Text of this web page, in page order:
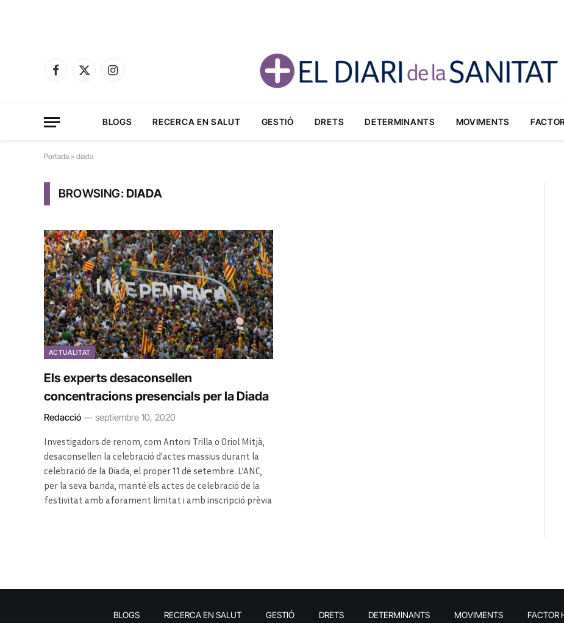
Facebook
X
Instagram
BLOGS RECERCA EN SALUT GESTIÓ DRETS DETERMINANTS MOVIMENTS
Portada » diada
BROWSING:DIADA
ACTUALITAT
Els experts desaconsellen
concentracions presencials per la Diada
Redacció septiembre 10, 2020
Investigadors de renom, com Antoni Trilla o Oriol Mitjà,
desaconsellen la celebració d’actes massius durant la
celebració de la Diada, el proper 11 de setembre. L’ANC,
per la seva banda, manté els actes de celebració de la
festivitat amb aforament limitat i amb inscripció prèvia
BLOGS RECERCA EN SALUT GESTIÓ DRETS DETERMINANTS MOVIMENTS FACTOR